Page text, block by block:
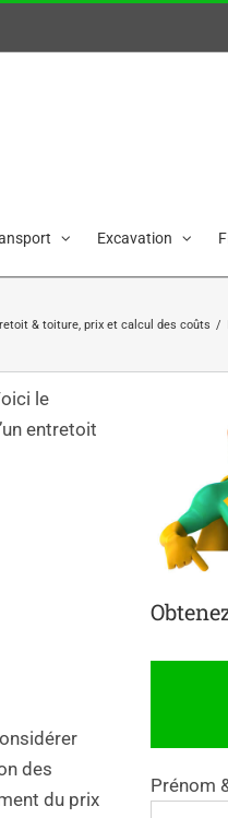
Excavation
& toiture, prix et calcul des coûts /
le
entretoit
des
du prix
Prénom